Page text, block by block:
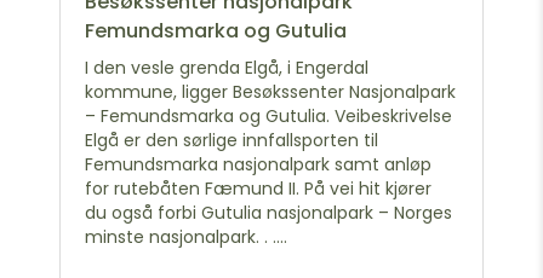
Femundsmarka og Gutulia
I den vesle grenda Elgå, i Engerdal
kommune, ligger Besøkssenter Nasjonalpark
– Femundsmarka og Gutulia. Veibeskrivelse
Elgå er den sørlige innfallsporten til
Femundsmarka nasjonalpark samt anløp
for rutebåten Fæmund II. På vei hit kjører
du også forbi Gutulia nasjonalpark – Norges
minste nasjonalpark. . ....